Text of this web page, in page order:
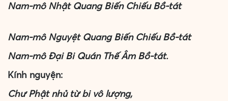
Nam-mô Nhật Quang Biến Chiếu Bồ-tát
Nam-mô Nguyệt Quang Biến Chiếu Bồ-tát
Nam-mô Đại Bi Quán Thế Âm Bồ-tát.
Kính nguyện:
Chư Phật nhủ từ bi vô lượng,